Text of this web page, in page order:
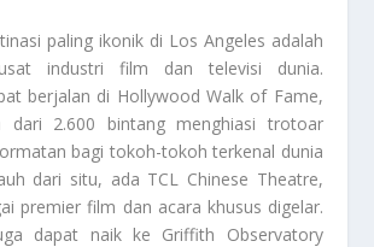
paling ikonik di Los Angeles adalah
industri film dan televisi dunia.
berjalan di Hollywood Walk of Fame,
dari 2.600 bintang menghiasi trotoar
bagi tokoh-tokoh terkenal dunia
dari situ, ada TCL Chinese Theatre,
premier film dan acara khusus digelar.
dapat naik ke Griffith Observatory